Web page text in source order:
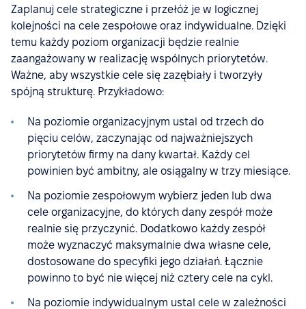
Zaplanuj cele strategiczne i przełóż je w logicznej
kolejności na cele zespołowe oraz indywidualne. Dzięki
temu każdy poziom organizacji będzie realnie
zaangażowany w realizację wspólnych priorytetów.
Ważne, aby wszystkie cele się zazębiały i tworzyły
spójną strukturę. Przykładowo:
Na poziomie organizacyjnym ustal od trzech do
pięciu celów, zaczynając od najważniejszych
priorytetów firmy na dany kwartał. Każdy cel
powinien być ambitny, ale osiągalny w trzy miesiące.
Na poziomie zespołowym wybierz jeden lub dwa
cele organizacyjne, do których dany zespół może
realnie się przyczynić. Dodatkowo każdy zespół
może wyznaczyć maksymalnie dwa własne cele,
dostosowane do specyfiki jego działań. Łącznie
powinno to być nie więcej niż cztery cele na cykl.
Na poziomie indywidualnym ustal cele w zależności